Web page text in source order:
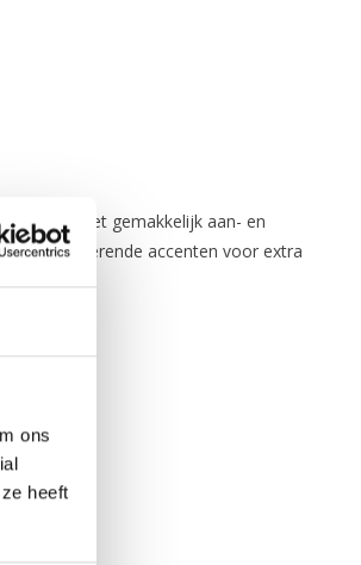
ons
heeft
voor het gemakkelijk aan- en
en reflecterende accenten voor extra